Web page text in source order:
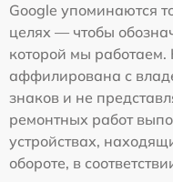
Google упоминаются
целях — чтобы
которой мы
аффилирована с
знаков и не
ремонтных работ
устройствах,
обороте, в